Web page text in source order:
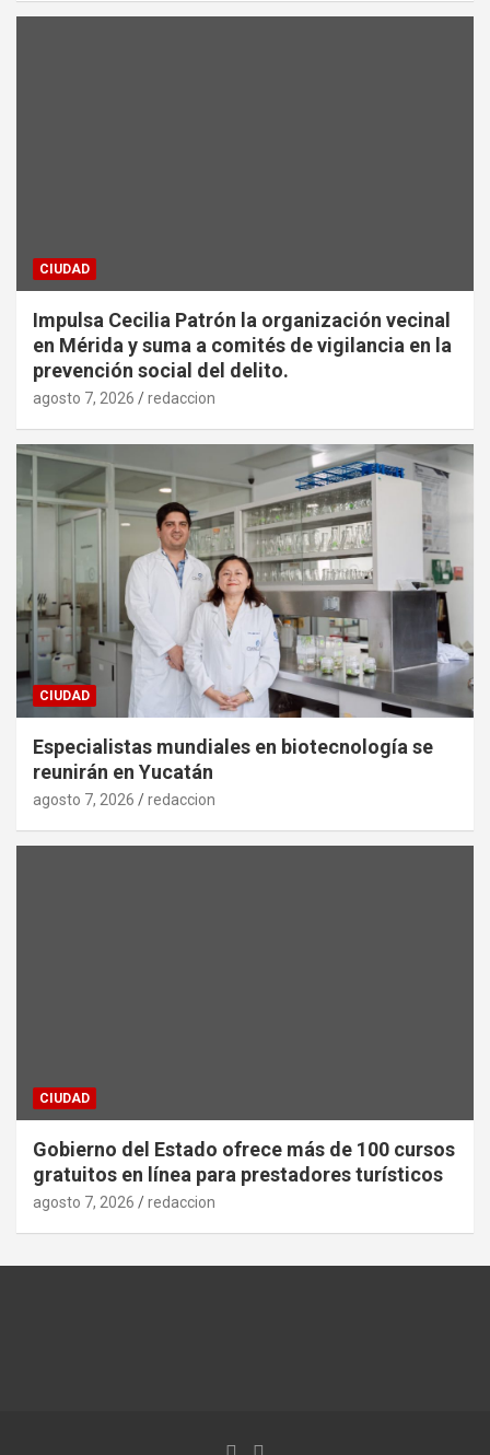
CIUDAD
Impulsa Cecilia Patrón la organización vecinal
en Mérida y suma a comités de vigilancia en la
prevención social del delito.
agosto 7, 2026 redaccion
CIUDAD
Especialistas mundiales en biotecnología se
reunirán en Yucatán
agosto 7, 2026 redaccion
CIUDAD
Gobierno del Estado ofrece más de 100 cursos
gratuitos en línea para prestadores turísticos
agosto 7, 2026 redaccion